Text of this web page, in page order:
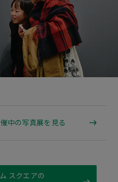
中の写真展を見る
スクエアの